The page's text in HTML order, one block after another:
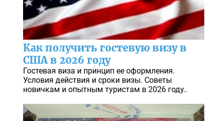
Как получить гостевую визу в
США в 2026 году
Гостевая виза и принцип ее оформления.
Условия действия и сроки визы. Советы
новичкам и опытным туристам в 2026 году..